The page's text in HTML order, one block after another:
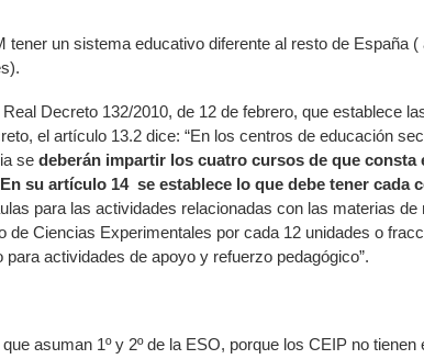
tener un sistema educativo diferente al resto de España
Decreto 132/2010, de 12 de febrero, que establece
el artículo 13.2 dice: “En los centros de educación
se deberán impartir los cuatro cursos de que consta
En su artículo 14 se establece lo que debe tener cada
para las actividades relacionadas con las materias
de Ciencias Experimentales por cada 12 unidades o
actividades de apoyo y refuerzo pedagógico”.
asuman 1º y 2º de la ESO, porque los CEIP no